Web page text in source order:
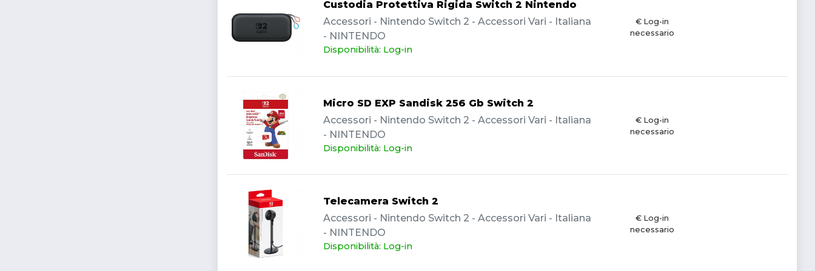
Custodia Protettiva Rigida Switch 2 Nintendo
Accessori - Nintendo Switch 2 - Accessori Vari - Italiana
- NINTENDO
Disponibilità: Log-in
€ Log-in
necessario
Micro SD EXP Sandisk 256 Gb Switch 2
Accessori - Nintendo Switch 2 - Accessori Vari - Italiana
- NINTENDO
Disponibilità: Log-in
€ Log-in
necessario
Telecamera Switch 2
Accessori - Nintendo Switch 2 - Accessori Vari - Italiana
- NINTENDO
Disponibilità: Log-in
€ Log-in
necessario